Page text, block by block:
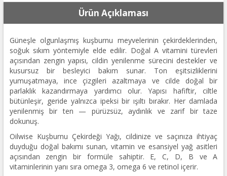
Ürün Açıklaması
Güneşle olgunlaşmış kuşburnu meyvelerinin çekirdeklerinden,
soğuk sıkım yöntemiyle elde edilir. Doğal A vitamini türevleri
açısından zengin yapısı, cildin yenilenme sürecini destekler ve
kusursuz bir besleyici bakım sunar. Ton eşitsizliklerini
yumuşatmaya, ince çizgileri azaltmaya ve cilde doğal bir
parlaklık kazandırmaya yardımcı olur. Yapısı hafiftir, ciltle
bütünleşir, geride yalnızca ipeksi bir ışıltı bırakır. Her damlada
yenilenmiş bir ten — pürüzsüz, aydınlık ve zarif bir taze
dokunuş.
Oilwise Kuşburnu Çekirdeği Yağı, cildinize ve saçınıza ihtiyaç
duyduğu doğal bakımı sunan, vitamin ve esansiyel yağ asitleri
açısından zengin bir formüle sahiptir. E, C, D, B ve A
vitaminlerinin yanı sıra omega 3, omega 6 ve retinol içerir.